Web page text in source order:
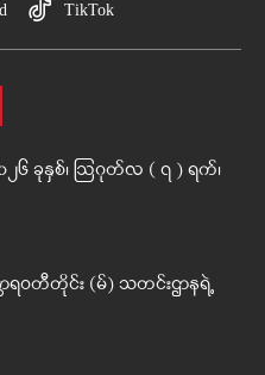
TikTok
၂၆ ခုနှစ်၊ ဩဂုတ်လ ( ၇ ) ရက်၊
တီတိုင်း (မ်) သတင်းဌာနရဲ့